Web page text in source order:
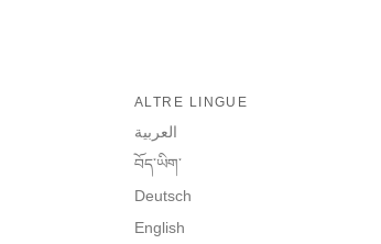
ALTRE LINGUE
العربية
བོད་ཡིག་
Deutsch
English